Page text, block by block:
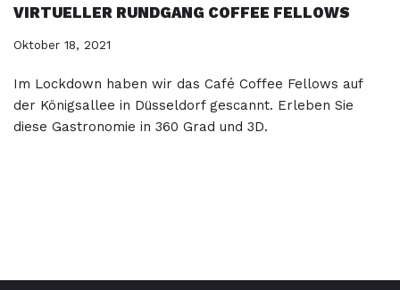
VIRTUELLER RUNDGANG COFFEE FELLOWS
Oktober 18, 2021
Im Lockdown haben wir das Café Coffee Fellows auf
der Königsallee in Düsseldorf gescannt. Erleben Sie
diese Gastronomie in 360 Grad und 3D.